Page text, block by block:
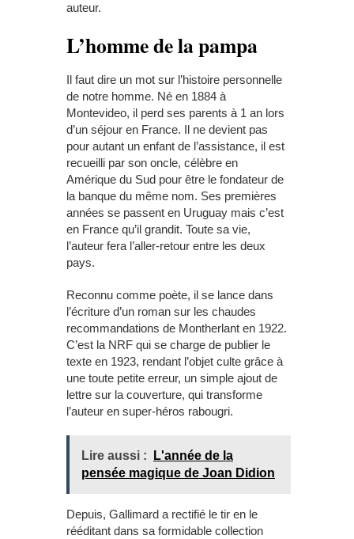
auteur.
L’homme de la pampa
Il faut dire un mot sur l’histoire personnelle
de notre homme. Né en 1884 à
Montevideo, il perd ses parents à 1 an lors
d’un séjour en France. Il ne devient pas
pour autant un enfant de l’assistance, il est
recueilli par son oncle, célèbre en
Amérique du Sud pour être le fondateur de
la banque du même nom. Ses premières
années se passent en Uruguay mais c’est
en France qu’il grandit. Toute sa vie,
l’auteur fera l’aller-retour entre les deux
pays.
Reconnu comme poète, il se lance dans
l’écriture d’un roman sur les chaudes
recommandations de Montherlant en 1922.
C’est la NRF qui se charge de publier le
texte en 1923, rendant l’objet culte grâce à
une toute petite erreur, un simple ajout de
lettre sur la couverture, qui transforme
l’auteur en super-héros rabougri.
Lire aussi :
L'année de la
pensée magique de Joan Didion
Depuis, Gallimard a rectifié le tir en le
rééditant dans sa formidable collection